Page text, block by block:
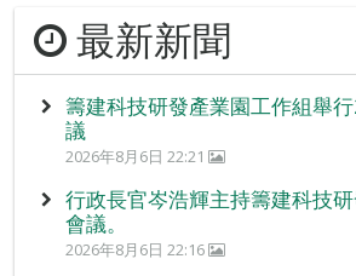
最新新聞
籌建科技研發產業園工作組舉
議
2026年8月6日 22:21
行政長官岑浩輝主持籌建科技
會議。
2026年8月6日 22:16